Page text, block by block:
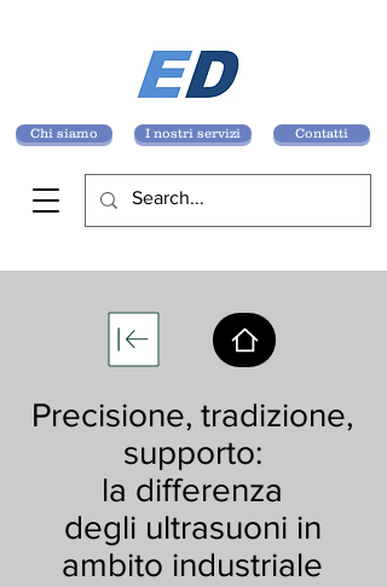
I nostri servizi Contatti
Chi siamo
Precisione, tradizione,
supporto:
la differenza
degli ultrasuoni in
ambito industriale